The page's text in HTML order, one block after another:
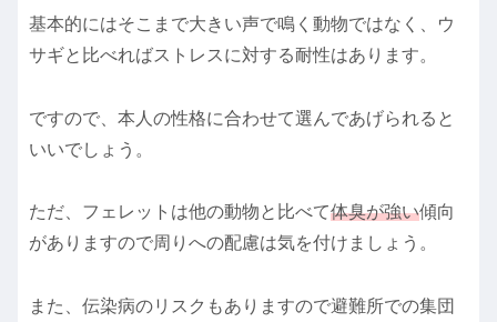
基本的にはそこまで大きい声で鳴く動物ではなく、ウ
サギと比べればストレスに対する耐性はあります。
ですので、本人の性格に合わせて選んであげられると
いいでしょう。
ただ、フェレットは他の動物と比べて体臭が強い傾向
がありますので周りへの配慮は気を付けましょう。
また、伝染病のリスクもありますので避難所での集団